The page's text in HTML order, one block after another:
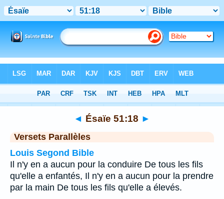
Chapitre 51> Verset 18
◄ Ésaïe 51:18 ►
Versets Parallèles
Louis Segond Bible
Il n'y en a aucun pour la conduire De tous les fils
qu'elle a enfantés, Il n'y en a aucun pour la prendre
par la main De tous les fils qu'elle a élevés.